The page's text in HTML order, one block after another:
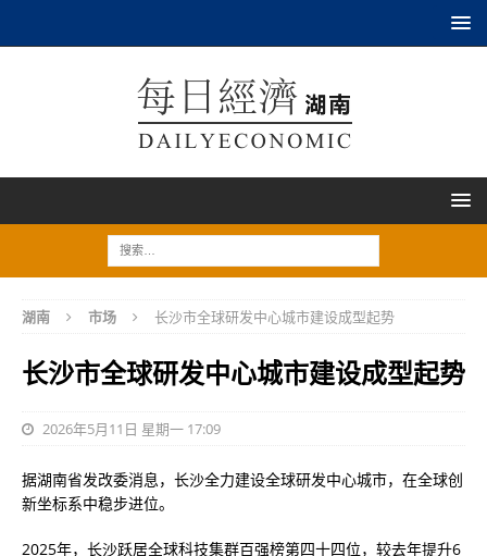
湖南 市场 长沙市全球研发中心城市建设成型起势
长沙市全球研发中心城市建设成型起势
2026年5月11日 星期一 17:09
据湖南省发改委消息，长沙全力建设全球研发中心城市，在全球创
新坐标系中稳步进位。
2025年，长沙跃居全球科技集群百强榜第四十四位，较去年提升6